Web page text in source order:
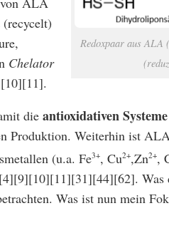
Redoxpaar aus
(recycelt)
Chelator
[10][11].
die antioxidativen
Produktion. Weiterhin ist
(u.a. Fe3+, Cu2+,Zn2+,
Was
Was ist nun mein